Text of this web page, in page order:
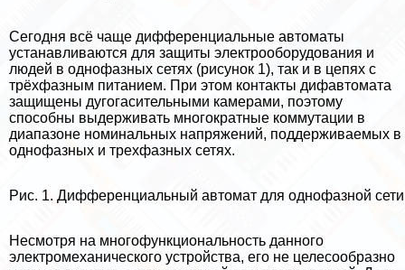
Сегодня всё чаще дифференциальные автоматы
устанавливаются для защиты электрооборудования и
людей в однофазных сетях (рисунок 1), так и в цепях с
трёхфазным питанием. При этом контакты дифавтомата
защищены дугогасительными камерами, поэтому
способны выдерживать многократные коммутации в
диапазоне номинальных напряжений, поддерживаемых в
однофазных и трехфазных сетях.
Рис. 1. Дифференциальный автомат для однофазной сети
Несмотря на многофункциональность данного
электромеханического устройства, его не целесообразно